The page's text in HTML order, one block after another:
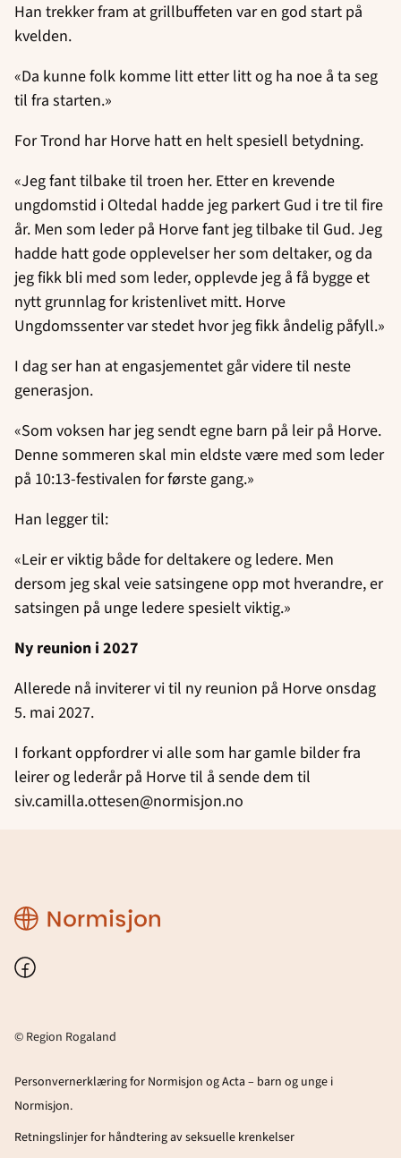
Han trekker fram at grillbuffeten var en god start på
kvelden.
«Da kunne folk komme litt etter litt og ha noe å ta seg
til fra starten.»
For Trond har Horve hatt en helt spesiell betydning.
«Jeg fant tilbake til troen her. Etter en krevende
ungdomstid i Oltedal hadde jeg parkert Gud i tre til fire
år. Men som leder på Horve fant jeg tilbake til Gud. Jeg
hadde hatt gode opplevelser her som deltaker, og da
jeg fikk bli med som leder, opplevde jeg å få bygge et
nytt grunnlag for kristenlivet mitt. Horve
Ungdomssenter var stedet hvor jeg fikk åndelig påfyll.»
I dag ser han at engasjementet går videre til neste
generasjon.
«Som voksen har jeg sendt egne barn på leir på Horve.
Denne sommeren skal min eldste være med som leder
på 10:13-festivalen for første gang.»
Han legger til:
«Leir er viktig både for deltakere og ledere. Men
dersom jeg skal veie satsingene opp mot hverandre, er
satsingen på unge ledere spesielt viktig.»
Ny reunion i 2027
Allerede nå inviterer vi til ny reunion på Horve onsdag
5. mai 2027.
I forkant oppfordrer vi alle som har gamle bilder fra
leirer og lederår på Horve til å sende dem til
siv.camilla.ottesen@normisjon.no
Region
Rogaland
Facebook
© Region Rogaland
Personvernerklæring for Normisjon og Acta – barn og unge i
Normisjon.
Retningslinjer for håndtering av seksuelle krenkelser